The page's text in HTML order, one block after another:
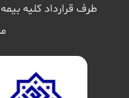
طرف قرارداد کلیه